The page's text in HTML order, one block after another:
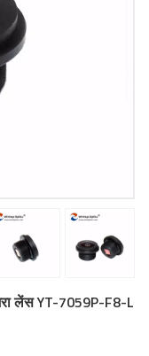
लेंस YT-7059P-F8-L